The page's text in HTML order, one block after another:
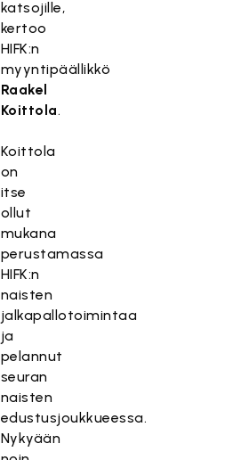
katsojille,
kertoo
HIFK:n
myyntipäällikkö
Raakel
Koittola.
Koittola
on
itse
ollut
mukana
perustamassa
HIFK:n
naisten
jalkapallotoimintaa
ja
pelannut
seuran
naisten
edustusjoukkueessa.
Nykyään